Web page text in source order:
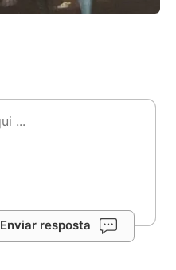
Enviar resposta